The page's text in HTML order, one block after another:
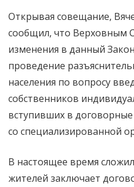
Открывая совещание,
сообщил, что Верховным
изменения в данный
проведение
населения по вопросу
собственников
вступивших в
со специализированной
В настоящее время
жителей заключает